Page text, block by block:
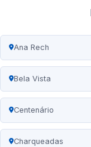
Ana Rech
Bela Vista
Centenário
Charqueadas